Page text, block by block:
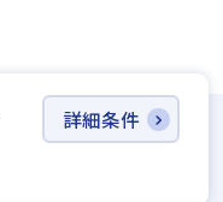
詳細条件